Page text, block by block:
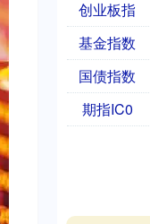
创业板指
基金指数
国债指数
期指IC0